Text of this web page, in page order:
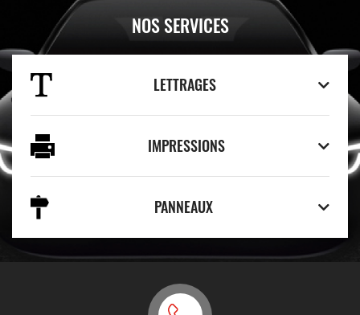
NOS SERVICES
LETTRAGES
IMPRESSIONS
PANNEAUX